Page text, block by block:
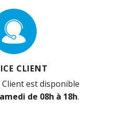
CLIENT
est disponible
de 08h à 18h.